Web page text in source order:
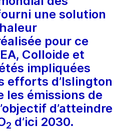
une solution
pour ce
Colloide et
impliquées
efforts d’Islington
les émissions de
d’atteindre
2 d’ici 2030.